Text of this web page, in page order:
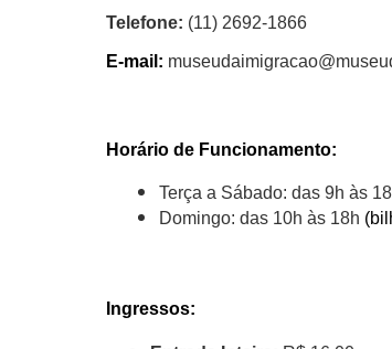
Telefone: (11) 2692-1866
E-mail:
Horário de Funcionamento:
Terça a Sábado: das 9h às
Domingo: das 10h às 18h
Ingressos: